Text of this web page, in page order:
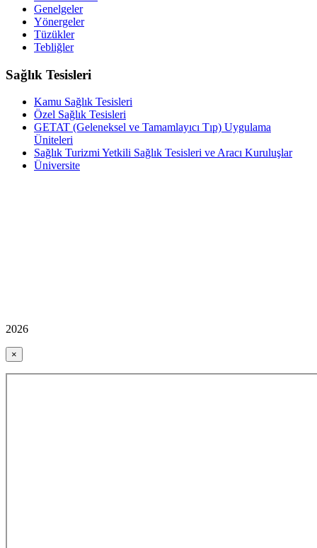
Genelgeler
Yönergeler
Tüzükler
Tebliğler
Sağlık Tesisleri
Kamu Sağlık Tesisleri
Özel Sağlık Tesisleri
GETAT (Geleneksel ve Tamamlayıcı Tıp) Uygulama
Üniteleri
Sağlık Turizmi Yetkili Sağlık Tesisleri ve Aracı Kuruluşlar
Üniversite
2026
×